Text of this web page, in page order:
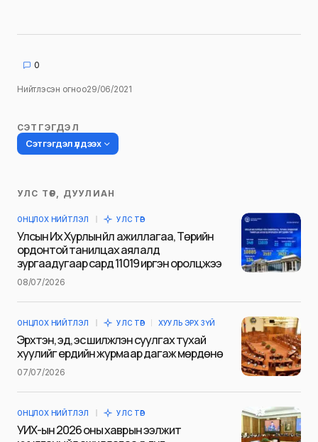
0
Нийтлэсэн огноо29/06/2021
СЭТГЭГДЭЛ
Сэтгэгдэл үлдээх
Таны имэйл хаягийг нийтлэхгүй.
тэмдэглэсэн
Сэтгэгдэл*
Name
УЛС ТӨР, ДУУЛИАН
ОНЦЛОХ НИЙТЛЭЛ УЛС ТӨР
Улсын Их Хурлын үйл ажиллагаа, Төрийн
ордонтой танилцах аялалд
зургаадугаар сард 11019 иргэн оролцжээ
08/07/2026
ОНЦЛОХ НИЙТЛЭЛ УЛС ТӨР ХУУЛЬ ЭРХ ЗҮЙ
Эрхтэн, эд, эс шилжүүлэн суулгах тухай
хуулийг ердийн журмаар дагаж мөрдөнө
07/07/2026
ОНЦЛОХ НИЙТЛЭЛ УЛС ТӨР
УИХ-ын 2026 оны хаврын ээлжит